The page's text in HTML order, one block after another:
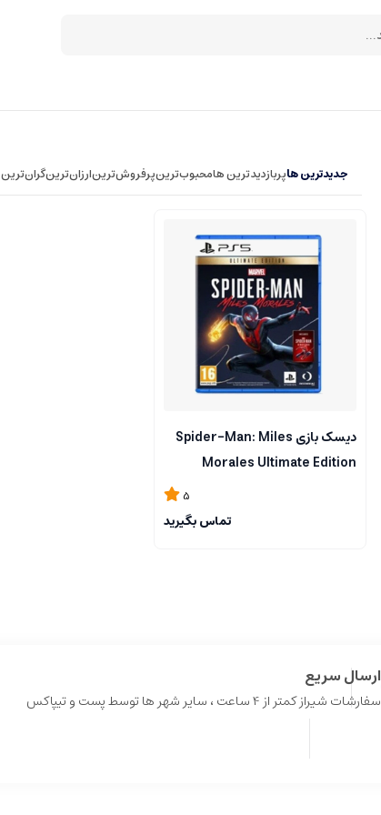
جدیدترین هاپربازدیدترین هامحبوب‌‌ترینپرفروش‌ترینارزان‌ترینگران‌ترین
دیسک بازی Spider-Man: Miles
Morales Ultimate Edition
5
تماس بگیرید
ارسال سریع
سفارشات شیراز کمتر از 4 ساعت ، سایر شهر ها توسط پست و تیپاکس